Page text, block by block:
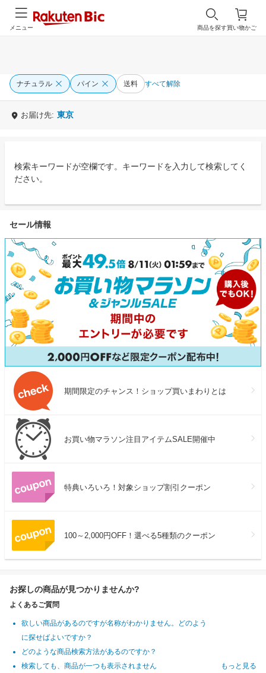
買い物かご
商品を探す
メニュー
ナチュラル パイン 送料 すべて解除
お届け先: 東京
検索キーワードが空欄です。キーワードを入力して検索してく
ださい。
セール情報
期間限定のチャンス！ショップ買いまわりとは
お買い物マラソン注目アイテムSALE開催中
特典いろいろ！対象ショップ割引クーポン
100～2,000円OFF！選べる5種類のクーポン
お探しの商品が見つかりませんか?
よくあるご質問
欲しい商品があるのですが名称がわかりません。どのよう
に探せばよいですか？
どのような商品検索方法があるのですか？
検索しても、商品が一つも表示されません
もっと見る